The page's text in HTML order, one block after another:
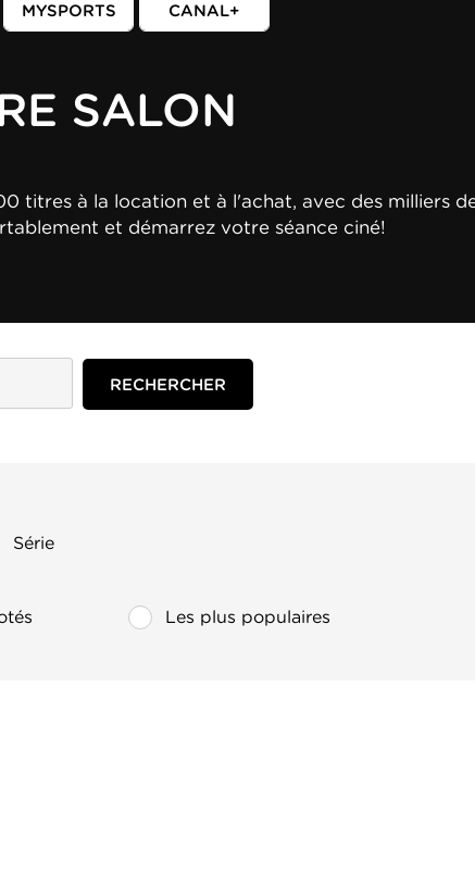
MYSPORTS CANAL+
SALON
titres à la location et à l'achat, avec des milliers
et démarrez votre séance ciné!
Série
Les plus populaires